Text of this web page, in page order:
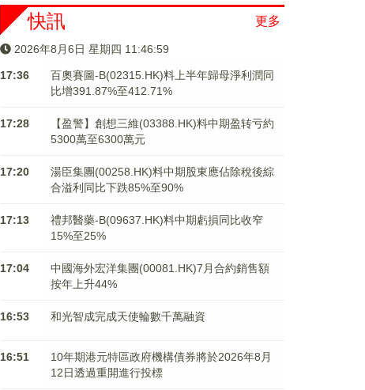
更多
快訊
2026年8月6日 星期四 11:47:00
17:36
百奧賽圖-B(02315.HK)料上半年歸母淨利潤同
比增391.87%至412.71%
17:28
【盈警】創想三維(03388.HK)料中期盈转亏約
5300萬至6300萬元
17:20
湯臣集團(00258.HK)料中期股東應佔除稅後綜
合溢利同比下跌85%至90%
17:13
禮邦醫藥-B(09637.HK)料中期虧損同比收窄
15%至25%
17:04
中國海外宏洋集團(00081.HK)7月合約銷售額
按年上升44%
16:53 和光智成完成天使輪數千萬融資
16:51
10年期港元特區政府機構債券將於2026年8月
12日透過重開進行投標